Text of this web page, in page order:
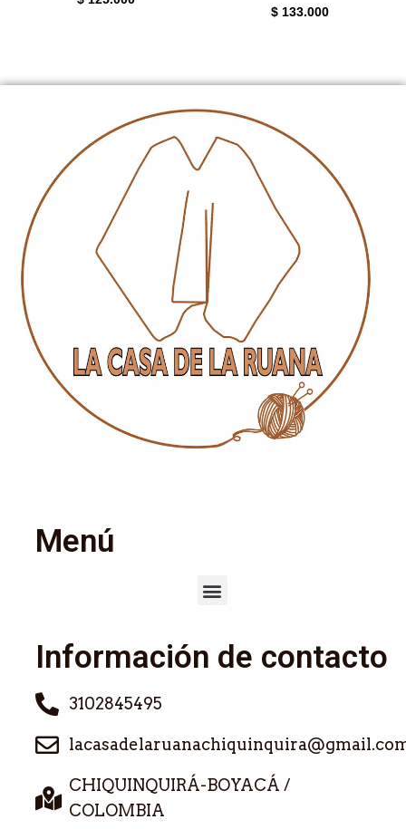
$ 133.000
Menú
Información de contacto
3102845495
CHIQUINQUIRÁ-BOYACÁ /
COLOMBIA